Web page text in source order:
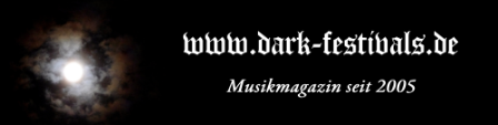
primären
Inhalt
springen
sekundären
Inhalt
springenDARK-FESTIVALS.DE